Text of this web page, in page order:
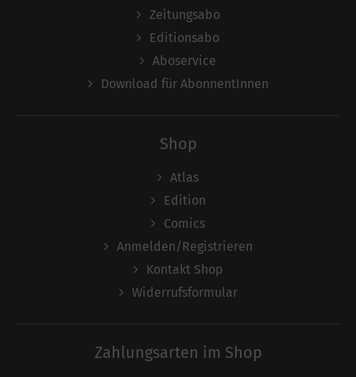
Zeitungsabo
Editionsabo
Aboservice
Download für AbonnentInnen
Shop
Atlas
Edition
Comics
Anmelden/Registrieren
Kontakt Shop
Widerrufsformular
Zahlungsarten im Shop